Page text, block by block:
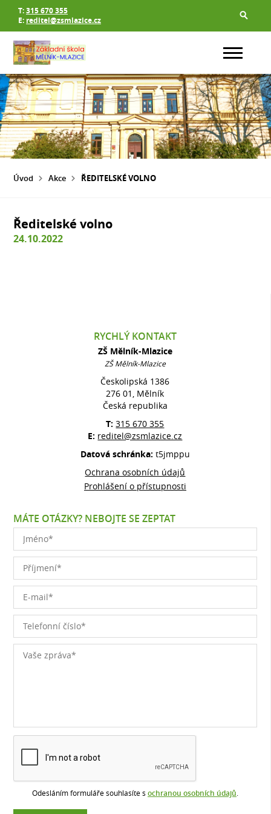
T:315 670 355
E: reditel@zsmlazice.cz
Úvod Akce ŘEDITELSKÉ VOLNO
Ředitelské volno
24.10.2022
RYCHLÝ KONTAKT
ZŠ Mělník-Mlazice
ZŠ Mělník-Mlazice
Českolipská 1386
276 01, Mělník
Česká republika
T:315 670 355
E: reditel@zsmlazice.cz
Datová schránka: t5jmppu
Ochrana osobních údajů
Prohlášení o přístupnosti
MÁTE OTÁZKY? NEBOJTE SE ZEPTAT
Odesláním formuláře souhlasíte s ochranou osobních údajů